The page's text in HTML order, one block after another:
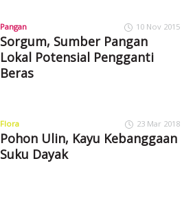
Pangan 10 Nov 2015
Sorgum, Sumber Pangan
Lokal Potensial Pengganti
Beras
Flora 23 Mar 2018
Pohon Ulin, Kayu Kebanggaan
Suku Dayak